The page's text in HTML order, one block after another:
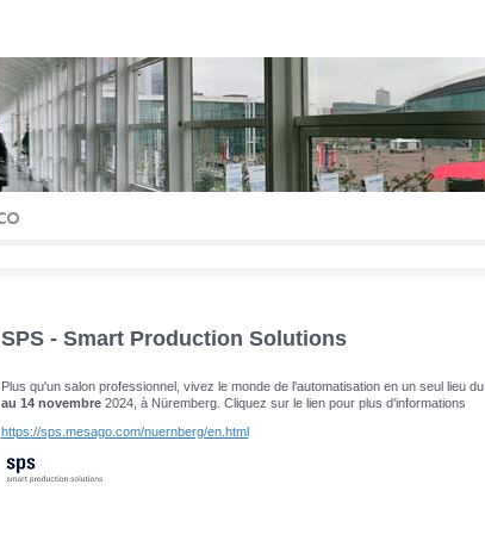
SPS - Smart Production Solutions
Plus qu'un salon professionnel, vivez le monde de l'automatisation en un seul lieu du
au 14 novembre2024, à Nüremberg. Cliquez sur le lien pour plus d'informations
https://sps.mesago.com/nuernberg/en.html